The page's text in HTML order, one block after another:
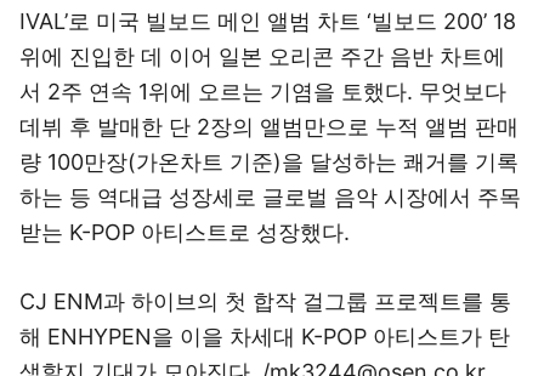
IVAL’로 미국 빌보드 메인 앨범 차트 ‘빌보드 200’ 18
위에 진입한 데 이어 일본 오리콘 주간 음반 차트에
서 2주 연속 1위에 오르는 기염을 토했다. 무엇보다
데뷔 후 발매한 단 2장의 앨범만으로 누적 앨범 판매
량 100만장(가온차트 기준)을 달성하는 쾌거를 기록
하는 등 역대급 성장세로 글로벌 음악 시장에서 주목
받는 K-POP 아티스트로 성장했다.
CJ ENM과 하이브의 첫 합작 걸그룹 프로젝트를 통
해 ENHYPEN을 이을 차세대 K-POP 아티스트가 탄